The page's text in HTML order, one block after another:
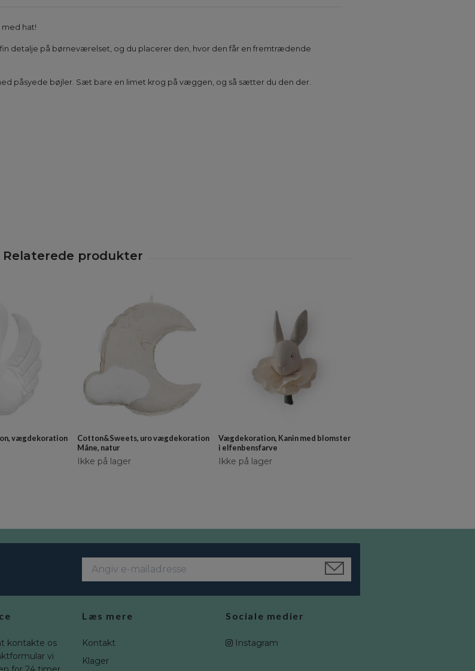
hat!
detalje på børneværelset, og du placerer den, hvor den får en fremtrædende
påsyede bøjler. Sæt bare en limet krog på væggen, og så sætter du den der.
vægdekoration
Cotton&Sweets, uro vægdekoration
Måne, natur
Ikke på lager
Vægdekoration, Kanin med blomster
i elfenbensfarve
Ikke på lager
kontakte os
vi
Læs mere
Kontakt
Klager
Sociale medier
Instagram